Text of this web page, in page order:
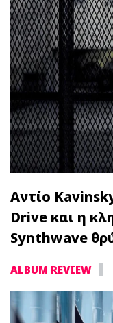
Αντίο
Drive και η
Synthwave
ALBUM REVIEW